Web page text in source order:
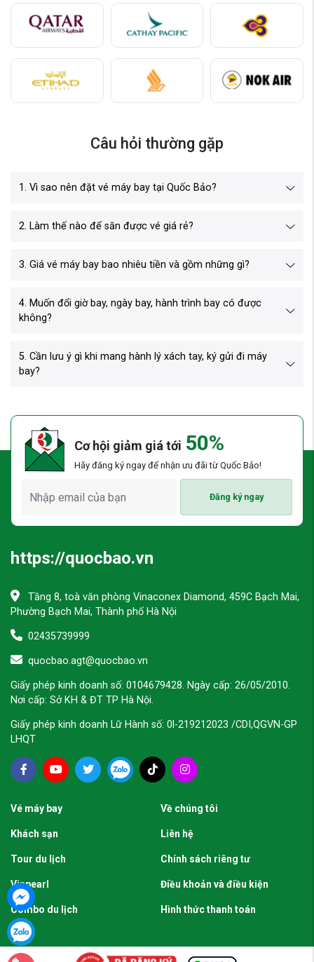
Câu hỏi thường gặp
1. Vì sao nên đặt vé máy bay tại Quốc Bảo?
2. Làm thế nào để săn được vé giá rẻ?
3. Giá vé máy bay bao nhiêu tiền và gồm những gì?
4. Muốn đổi giờ bay, ngày bay, hành trình bay có được
không?
5. Cần lưu ý gì khi mang hành lý xách tay, ký gửi đi máy
bay?
Cơ hội giảm giá tới 50%
Hãy đăng ký ngay để nhận ưu đãi từ Quốc Bảo!
Đăng ký ngay
https://quocbao.vn
Tầng 8, toà văn phòng Vinaconex Diamond, 459C Bạch Mai,
Phường Bạch Mai, Thành phố Hà Nội
02435739999
quocbao.agt@quocbao.vn
Giấy phép kinh doanh số: 0104679428. Ngày cấp: 26/05/2010.
Nơi cấp: Sở KH & ĐT TP Hà Nội.
Giấy phép kinh doanh Lữ Hành số: 0l-219212023 /CDI,QGVN-GP
LHQT
Vé máy bay
Khách sạn
Tour du lịch
Vinpearl
Combo du lịch
Về chúng tôi
Liên hệ
Chính sách riêng tư
Điều khoản và điều kiện
Hình thức thanh toán